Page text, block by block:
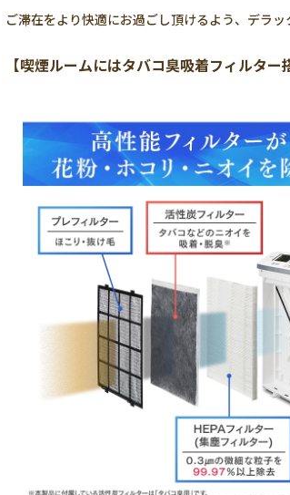
ご滞在をより快適にお過ごし頂けるよう、デラ
【喫煙ルームにはタバコ臭吸着フィルター